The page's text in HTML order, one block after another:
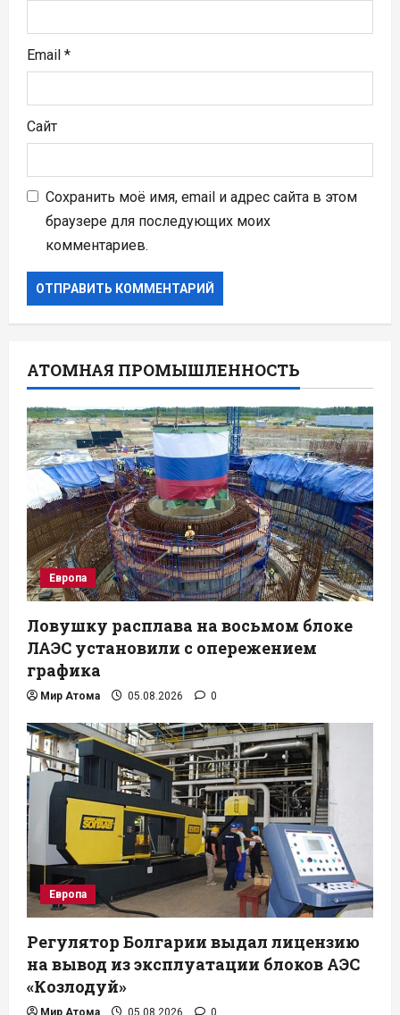
Email *
Сайт
Сохранить моё имя, email и адрес сайта в этом
браузере для последующих моих
комментариев.
АТОМНАЯ ПРОМЫШЛЕННОСТЬ
Европа
Ловушку расплава на восьмом блоке
ЛАЭС установили с опережением
графика
Мир Атома 05.08.2026 0
Европа
Регулятор Болгарии выдал лицензию
на вывод из эксплуатации блоков АЭС
«Козлодуй»